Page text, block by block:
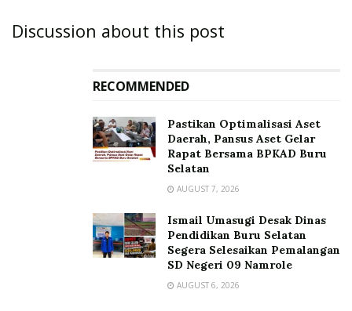
Discussion about this post
RECOMMENDED
Pastikan Optimalisasi Aset
Daerah, Pansus Aset Gelar
Rapat Bersama BPKAD Buru
Selatan
AUGUST 7, 2026
Ismail Umasugi Desak Dinas
Pendidikan Buru Selatan
Segera Selesaikan Pemalangan
SD Negeri 09 Namrole
AUGUST 6, 2026